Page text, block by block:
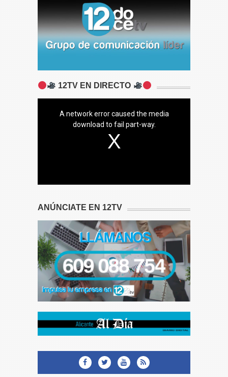
12TV EN DIRECTO
A network error caused the media
download to fail part-way.
ANÚNCIATE EN 12TV